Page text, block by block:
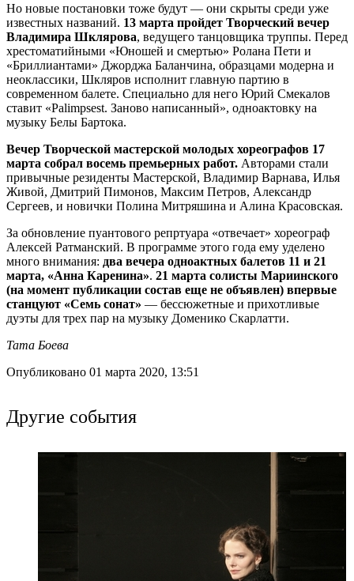
Но новые постановки тоже будут — они скрыты среди уже
известных названий. 13 марта пройдет Творческий вечер
Владимира Шклярова, ведущего танцовщика труппы. Перед
хрестоматийными «Юношей и смертью» Ролана Пети и
«Бриллиантами» Джорджа Баланчина, образцами модерна и
неоклассики, Шкляров исполнит главную партию в
современном балете. Специально для него Юрий Смекалов
ставит «Palimpsest. Заново написанный», одноактовку на
музыку Белы Бартока.
Вечер Творческой мастерской молодых хореографов 17
марта собрал восемь премьерных работ. Авторами стали
привычные резиденты Мастерской, Владимир Варнава, Илья
Живой, Дмитрий Пимонов, Максим Петров, Александр
Сергеев, и новички Полина Митряшина и Алина Красовская.
За обновление пуантового репртуара «отвечает» хореограф
Алексей Ратманский. В программе этого года ему уделено
много внимания: два вечера одноактных балетов 11 и 21
марта, «Анна Каренина». 21 марта солисты Мариинского
(на момент публикации состав еще не объявлен) впервые
станцуют «Семь сонат» — бессюжетные и прихотливые
дуэты для трех пар на музыку Доменико Скарлатти.
Тата Боева
Опубликовано 01 марта 2020, 13:51
Другие события